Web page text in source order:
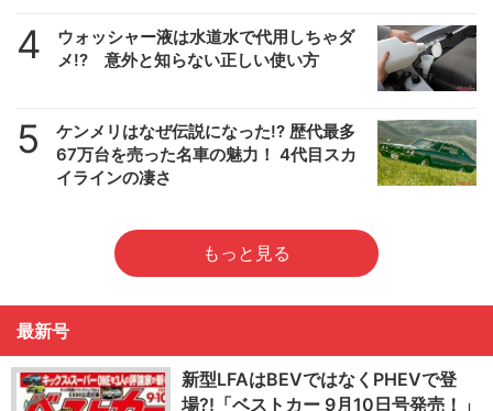
4
ウォッシャー液は水道水で代用しちゃダ
メ!? 意外と知らない正しい使い方
5
ケンメリはなぜ伝説になった!? 歴代最多
67万台を売った名車の魅力！ 4代目スカ
イラインの凄さ
もっと見る
最新号
新型LFAはBEVではなくPHEVで登
場?!「ベストカー 9月10日号発売！」